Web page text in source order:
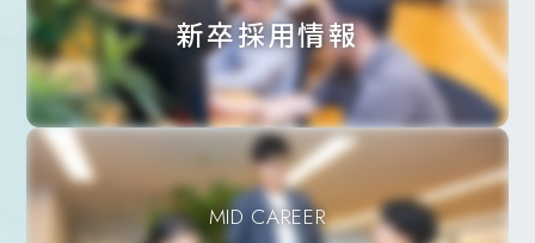
新卒採用情報
MID CAREER